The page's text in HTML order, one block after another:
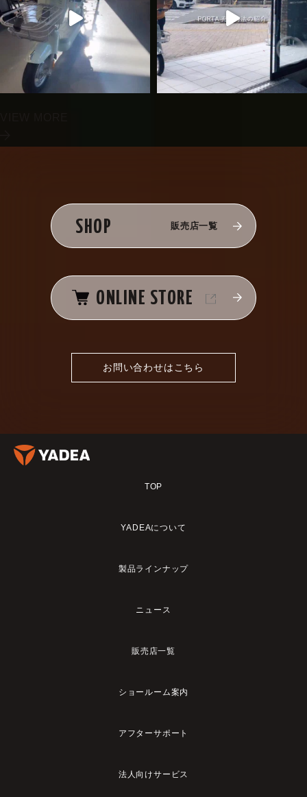
SHOP 販売店一覧
ONLINE STORE
お問い合わせはこちら
TOP
YADEAについて
製品ラインナップ
ニュース
販売店一覧
ショールーム案内
アフターサポート
法人向けサービス